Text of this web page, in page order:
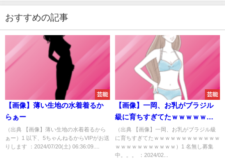
おすすめの記事
芸能
【画像】薄い生地の水着着るか
らぁー
（出典 【画像】薄い生地の水着着るから
ぁー）1 以下、5ちゃんねるからVIPがお送
りします ：2024/07/20(土) 06:36:09....
芸能
【画像】一岡、お乳がブラジル
級に育ちすぎてたｗｗｗｗｗｗ
ｗｗｗｗｗｗｗｗｗｗｗｗｗｗ
ｗｗｗ
（出典 【画像】一岡、お乳がブラジル級
に育ちすぎてたｗｗｗｗｗｗｗｗｗｗｗｗ
ｗｗｗｗｗｗｗｗｗｗｗ）1 名無し募集
中。。。 ：2024/02...